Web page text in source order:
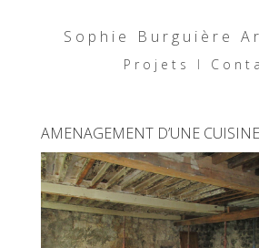
Sophie Burguière
Projets I
AMENAGEMENT D’UNE CUISINE